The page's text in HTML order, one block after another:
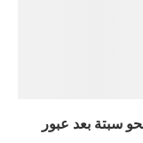
سبتة بعد عبور